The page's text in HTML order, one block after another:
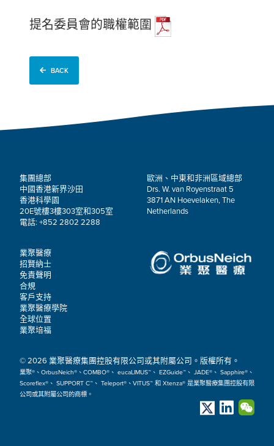
提名委員會的職權範圍
BACK
集團總部
中國香港新界沙田
香港科學園
20E號樓3樓303室和305室
電話: +852 2802 2288
歐洲、中東和非洲區域總部
Drs. W. van Royenstraat 5
3871 AN Hoevelaken, The
Netherlands
業聚醫療
招賢納士
免責聲明
合規
客戶支持
業聚醫療學院
全球位置
業聚培福
© 2026 業聚醫療集團控股有限公司或其附屬公司。版權所有。
業聚®、OrbusNeich®、COMBO®、 eucaLIMUS™、 EZGuide™、 JADE®、 Sapphire®、
Scoreflex®、 SUPPORT C™、 Teleport®、VITUS™ 和 Xtenza® 是業聚醫療集團控股有限
公司或其附屬公司的商標。